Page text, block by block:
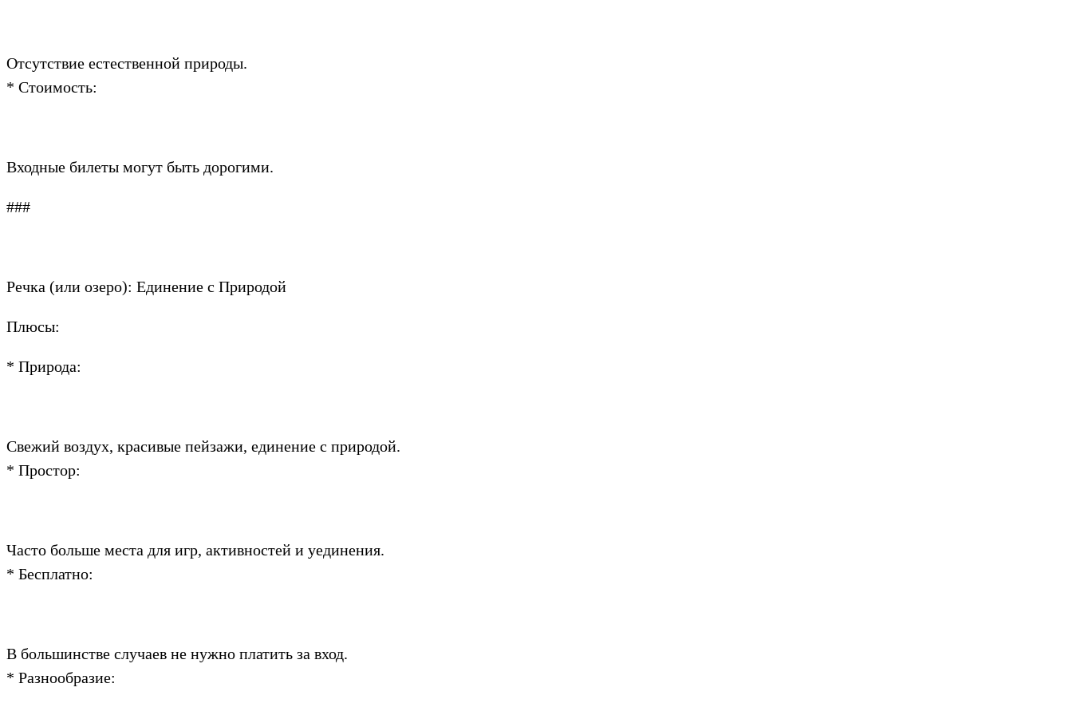
Отсутствие естественной природы.
* Стоимость:
Входные билеты могут быть дорогими.
###
Речка (или озеро): Единение с Природой
Плюсы:
* Природа:
Свежий воздух, красивые пейзажи, единение с природой.
* Простор:
Часто больше места для игр, активностей и уединения.
* Бесплатно:
В большинстве случаев не нужно платить за вход.
* Разнообразие: